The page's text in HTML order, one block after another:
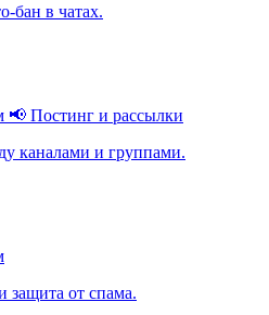
бан в чатах.
📢 Постинг и рассылки
каналами и группами.
защита от спама.